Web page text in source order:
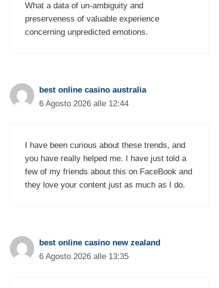
What a data of un-ambiguity and
preserveness of valuable experience
concerning unpredicted emotions.
best online casino australia
6 Agosto 2026 alle 12:44
I have been curious about these trends, and
you have really helped me. I have just told a
few of my friends about this on FaceBook and
they love your content just as much as I do.
best online casino new zealand
6 Agosto 2026 alle 13:35